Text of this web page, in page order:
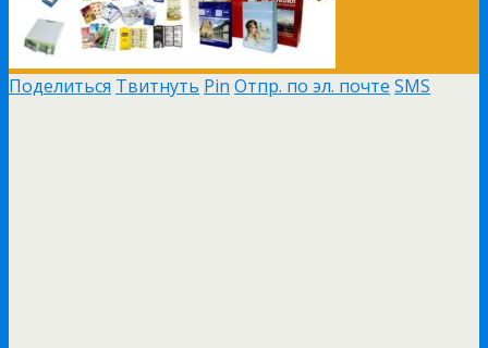
Поделиться Твитнуть Pin Отпр. по эл. почте SMS